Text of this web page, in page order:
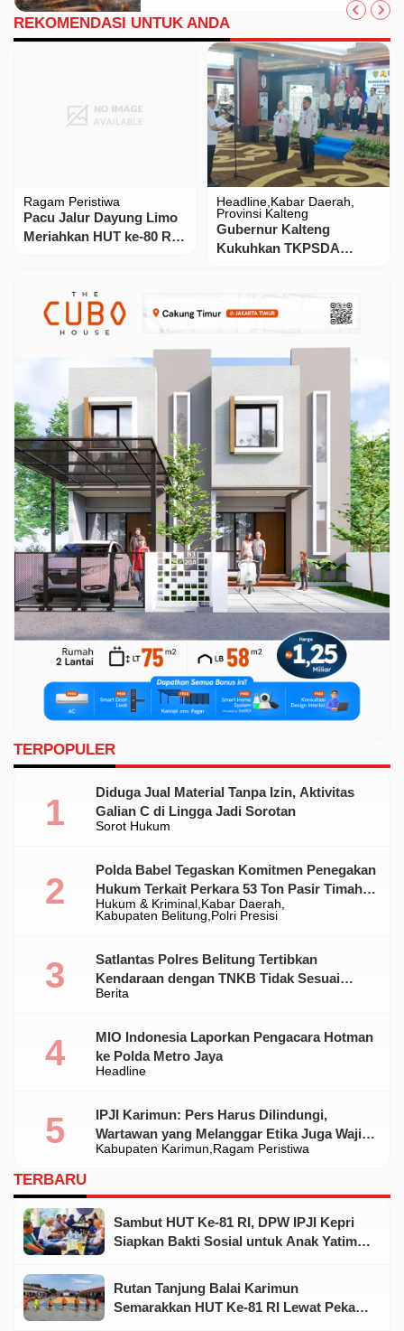
REKOMENDASI UNTUK ANDA
Ragam Peristiwa
Pacu Jalur Dayung Limo
Meriahkan HUT ke-80 RI
Headline Kabar Daerah
Provinsi Kalteng
Gubernur Kalteng
Kukuhkan TKPSDA
TERPOPULER
Sorot Hukum
Diduga Jual Material Tanpa Izin, Aktivitas
Galian C di Lingga Jadi Sorotan
Hukum & Kriminal Kabar Daerah
Kabupaten Belitung Polri Presisi
Polda Babel Tegaskan Komitmen Penegakan
Hukum Terkait Perkara 53 Ton Pasir Timah
Ilegal Di Belitung
Berita
Satlantas Polres Belitung Tertibkan
Kendaraan dengan TNKB Tidak Sesuai
Standar
Headline
MIO Indonesia Laporkan Pengacara Hotman
ke Polda Metro Jaya
Kabupaten Karimun Ragam Peristiwa
IPJI Karimun: Pers Harus Dilindungi,
Wartawan yang Melanggar Etika Juga Wajib
Dikoreksi
TERBARU
Sambut HUT Ke-81 RI, DPW IPJI Kepri
Siapkan Bakti Sosial untuk Anak Yatim
Rutan Tanjung Balai Karimun
Semarakkan HUT Ke-81 RI Lewat Pekan